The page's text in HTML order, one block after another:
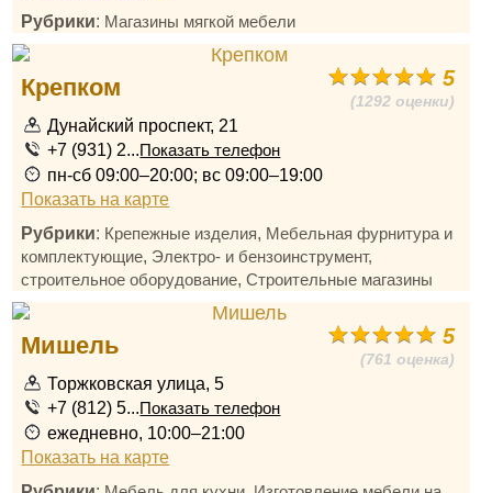
Рубрики: Магазины мягкой мебели
5
(1292 оценки)
Крепком
Дунайский проспект, 21
+7 (931) 2...Показать телефон
пн-сб 09:00–20:00; вс 09:00–19:00
Показать на карте
Рубрики: Крепежные изделия, Мебельная фурнитура и
комплектующие, Электро- и бензоинструмент,
строительное оборудование,Строительные магазины
5
(761 оценка)
Мишель
Торжковская улица, 5
+7 (812) 5...Показать телефон
ежедневно, 10:00–21:00
Показать на карте